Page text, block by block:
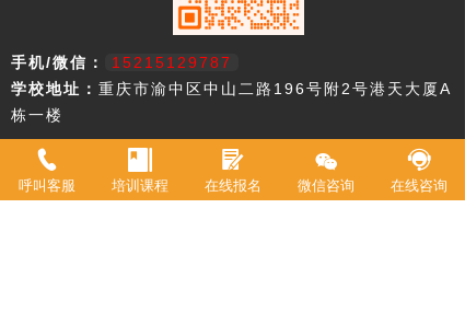
呼叫客服 培训课程 在线报名 微信咨询 在线咨询
手机/微信：
15215129787
学校地址： 重庆市渝中区中山二路196号附2号港天大厦A
栋一楼
重庆市欧艺职业技能培训学校，18年来专注西点技术教育，近年来迅速
升级为综合型职业学校。2021年被评定为职业技能等级鉴定机构。 我
校现有教室20余间，常驻专职教师20余名，并具有专业高等级职业技术